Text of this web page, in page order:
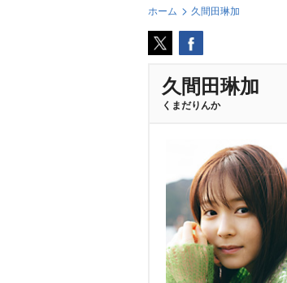
ホーム 久間田琳加
久間田琳加
くまだりんか